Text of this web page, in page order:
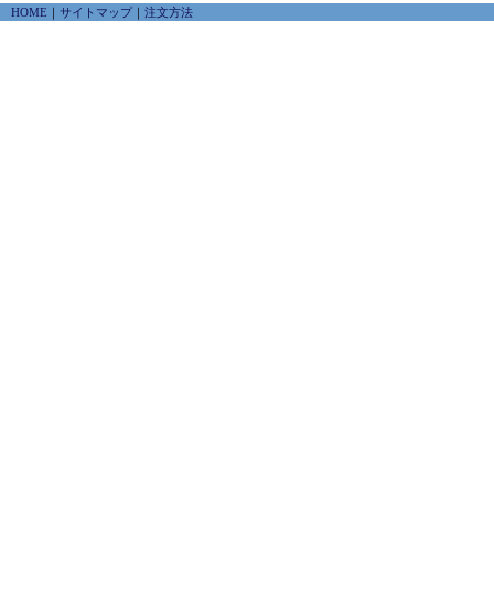
HOME ｜ サイトマップ｜ 注文方法